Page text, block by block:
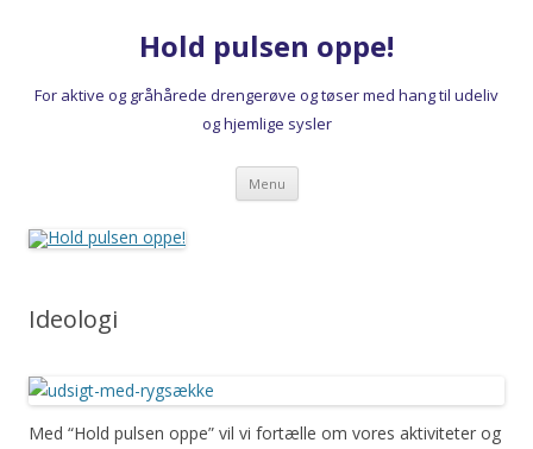
Hold pulsen oppe!
For aktive og gråhårede drengerøve og tøser med hang til udeliv
og hjemlige sysler
Menu Hop
indhold
Ideologi
Med “Hold pulsen oppe” vil vi fortælle om vores aktiviteter og